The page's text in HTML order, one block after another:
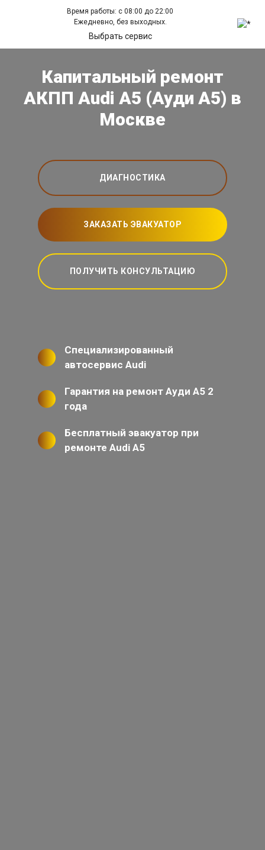
Время работы: с 08:00 до 22:00
Ежедневно, без выходных.
Выбрать сервис
Капитальный ремонт
АКПП Audi A5 (Ауди А5) в
Москве
ДИАГНОСТИКА
ЗАКАЗАТЬ ЭВАКУАТОР
ПОЛУЧИТЬ КОНСУЛЬТАЦИЮ
Специализированный
автосервис Audi
Гарантия на ремонт Ауди А5 2
года
Бесплатный эвакуатор при
ремонте Audi A5